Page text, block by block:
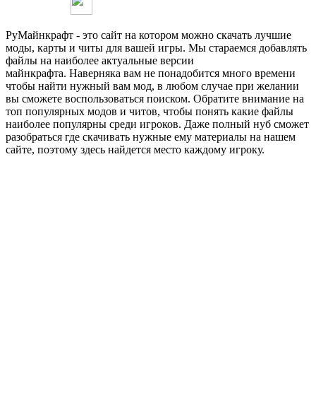
РуМайнкрафт - это сайт на котором можно скачать лучшие
моды, карты и читы для вашей игры. Мы стараемся добавлять
файлы на наиболее актуальные версии
майнкрафта. Наверняка вам не понадобится много времени
чтобы найти нужный вам мод, в любом случае при желании
вы сможете воспользоваться поиском. Обратите внимание на
топ популярных модов и читов, чтобы понять какие файлы
наиболее популярны среди игроков. Даже полный нуб сможет
разобраться где скачивать нужные ему материалы на нашем
сайте, поэтому здесь найдется место каждому игроку.